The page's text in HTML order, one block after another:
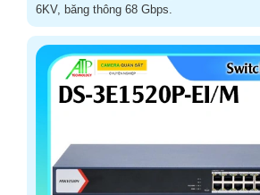
6KV, băng thông 68 Gbps.